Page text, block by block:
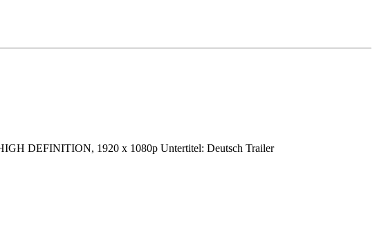
DEFINITION, 1920 x 1080p Untertitel: Deutsch Trailer